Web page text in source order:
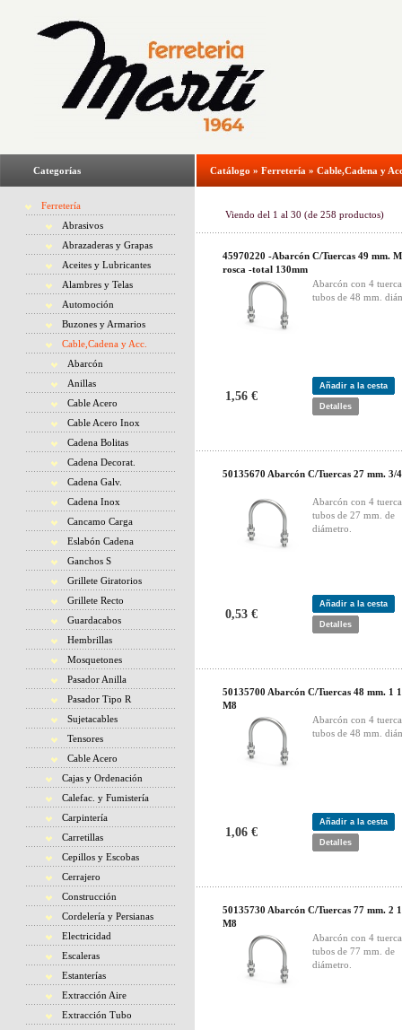
Categorías
Ferretería
Abrasivos
Abrazaderas y Grapas
Aceites y Lubricantes
Alambres y Telas
Automoción
Buzones y Armarios
Cable,Cadena y Acc.
Abarcón
Anillas
Cable Acero
Cable Acero Inox
Cadena Bolitas
Cadena Decorat.
Cadena Galv.
Cadena Inox
Cancamo Carga
Eslabón Cadena
Ganchos S
Grillete Giratorios
Grillete Recto
Guardacabos
Hembrillas
Mosquetones
Pasador Anilla
Pasador Tipo R
Sujetacables
Tensores
Cable Acero
Cajas y Ordenación
Calefac. y Fumistería
Carpintería
Carretillas
Cepillos y Escobas
Cerrajero
Construcción
Cordelería y Persianas
Electricidad
Escaleras
Estanterías
Extracción Aire
Extracción Tubo
Catálogo » Ferretería » Cable,Cadena y
Viendo del 1 al 30 (de 258 productos)
45970220 -Abarcón C/Tuercas 49 mm.
rosca -total 130mm
Abarcón con 4
tubos de 48 mm.
1,56 €
Añadir a la cesta
Detalles
50135670 Abarcón C/Tuercas 27 mm. 3/
Abarcón con 4
tubos de 27 mm. de
diámetro.
0,53 €
Añadir a la cesta
Detalles
50135700 Abarcón C/Tuercas 48 mm. 1
M8
Abarcón con 4
tubos de 48 mm.
1,06 €
Añadir a la cesta
Detalles
50135730 Abarcón C/Tuercas 77 mm. 2
M8
Abarcón con 4
tubos de 77 mm. de
diámetro.